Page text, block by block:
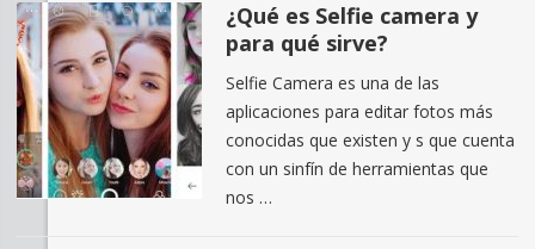
¿Qué es Selfie camera y
para qué sirve?
Selfie Camera es una de las
aplicaciones para editar fotos más
conocidas que existen y s que cuenta
con un sinfín de herramientas que
nos …